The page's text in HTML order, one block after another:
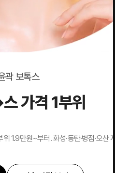
곽 보톡스
가격 1부위
1.9만원~부터. 화성·동탄·병점·오